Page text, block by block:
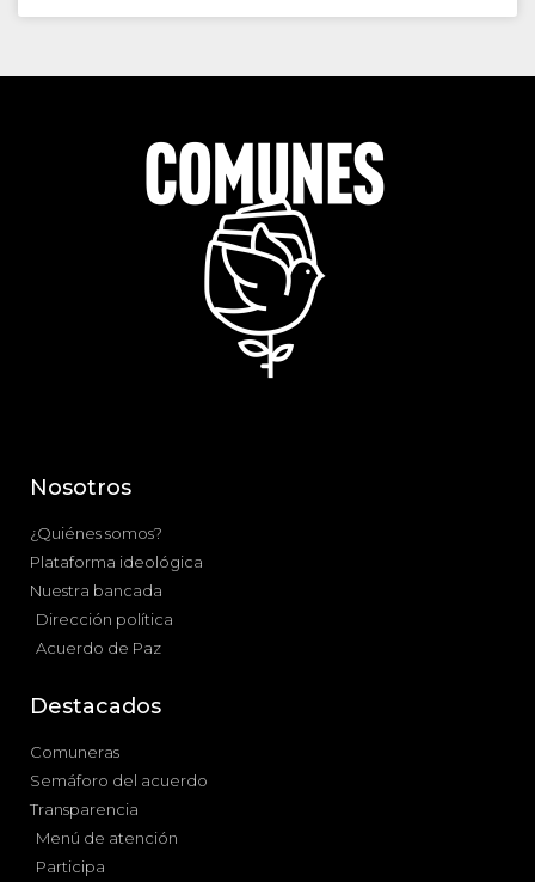
Nosotros
¿Quiénes somos?
Plataforma ideológica
Nuestra bancada
Dirección política
Acuerdo de Paz
Destacados
Comuneras
Semáforo del acuerdo
Transparencia
Menú de atención
Participa